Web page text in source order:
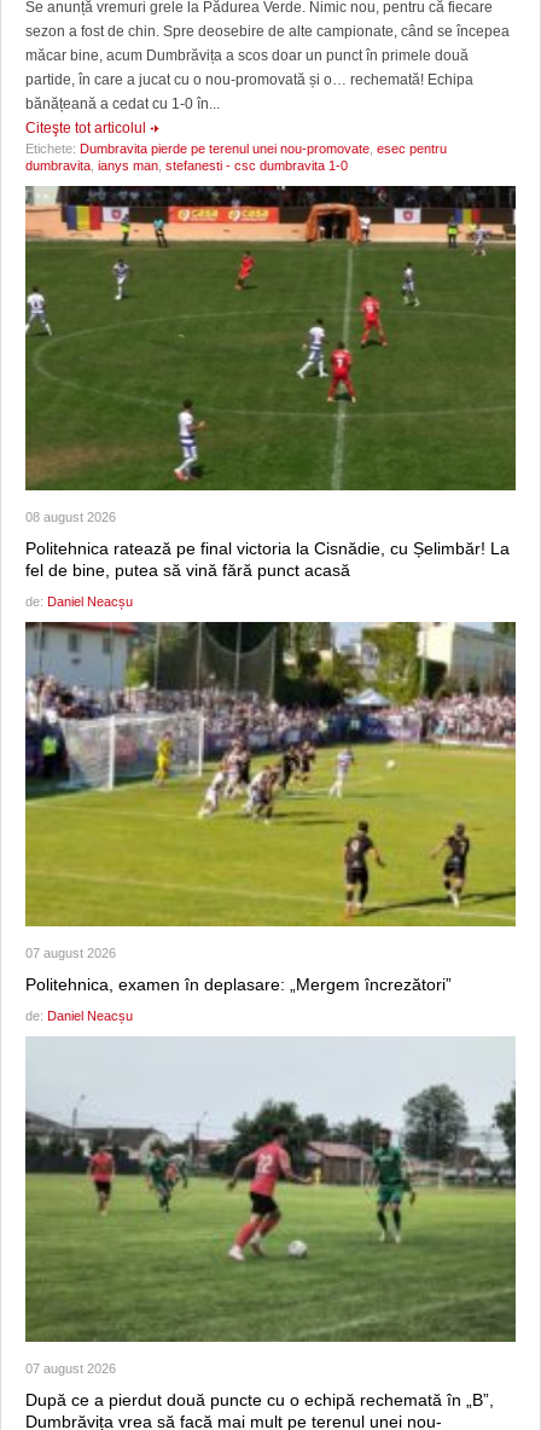
Se anunță vremuri grele la Pădurea Verde. Nimic nou, pentru că fiecare
sezon a fost de chin. Spre deosebire de alte campionate, când se începea
măcar bine, acum Dumbrăvița a scos doar un punct în primele două
partide, în care a jucat cu o nou-promovată și o… rechemată! Echipa
bănățeană a cedat cu 1-0 în...
Citeşte tot articolul
Etichete: Dumbravita pierde pe terenul unei nou-promovate esec pentru
dumbravita ianys man stefanesti - csc dumbravita 1-0
08 august 2026
Politehnica ratează pe final victoria la Cisnădie, cu Șelimbăr! La
fel de bine, putea să vină fără punct acasă
de: Daniel Neacșu
07 august 2026
Politehnica, examen în deplasare: „Mergem încrezători”
de: Daniel Neacșu
07 august 2026
După ce a pierdut două puncte cu o echipă rechemată în „B”,
Dumbrăvița vrea să facă mai mult pe terenul unei nou-